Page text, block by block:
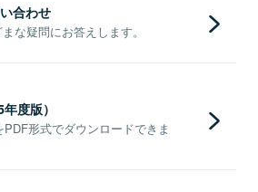
合わせ
な疑問にお答えします。
度版）
形式でダウンロードできま